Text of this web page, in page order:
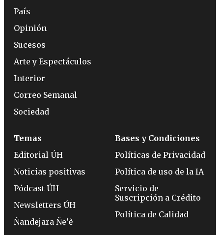
País
Opinión
Sucesos
Arte y Espectáculos
Interior
Correo Semanal
Sociedad
Temas
Editorial ÚH
Noticias positivas
Pódcast ÚH
Newsletters ÚH
Ñandejara Ñe’ẽ
Bases y Condiciones
Políticas de Privacidad
Política de uso de la IA
Servicio de
Suscripción a Crédito
Política de Calidad